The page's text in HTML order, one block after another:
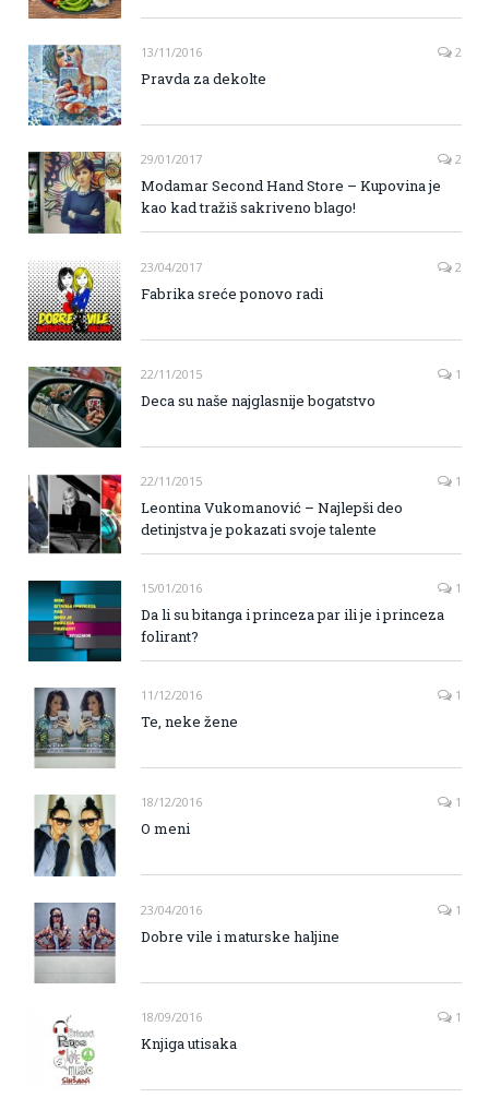
13/11/2016 2
Pravda za dekolte
29/01/2017 2
Modamar Second Hand Store – Kupovina je
kao kad tražiš sakriveno blago!
23/04/2017 2
Fabrika sreće ponovo radi
22/11/2015 1
Deca su naše najglasnije bogatstvo
22/11/2015 1
Leontina Vukomanović – Najlepši deo
detinjstva je pokazati svoje talente
15/01/2016 1
Da li su bitanga i princeza par ili je i princeza
folirant?
11/12/2016 1
Te, neke žene
18/12/2016 1
O meni
23/04/2016 1
Dobre vile i maturske haljine
18/09/2016 1
Knjiga utisaka